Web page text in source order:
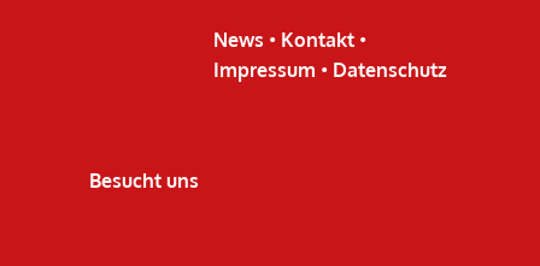
News • Kontakt •
Impressum • Datenschutz
Besucht uns